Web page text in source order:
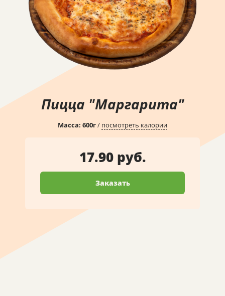
Пицца "Маргарита"
Масса: 600г/ посмотреть калории
17.90 руб.
Заказать